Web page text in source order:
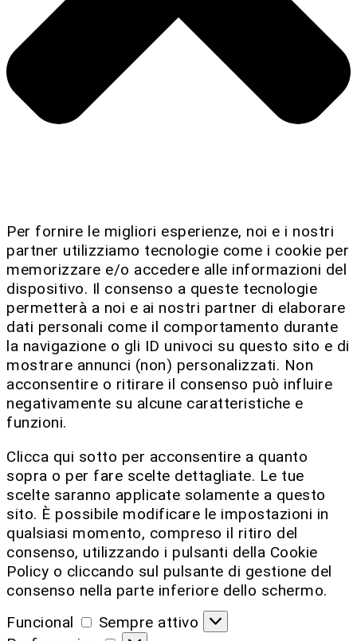
Per fornire le migliori esperienze, noi e i nostri
partner utilizziamo tecnologie come i cookie per
memorizzare e/o accedere alle informazioni del
dispositivo. Il consenso a queste tecnologie
permetterà a noi e ai nostri partner di elaborare
dati personali come il comportamento durante
la navigazione o gli ID univoci su questo sito e di
mostrare annunci (non) personalizzati. Non
acconsentire o ritirare il consenso può influire
negativamente su alcune caratteristiche e
funzioni.
Clicca qui sotto per acconsentire a quanto
sopra o per fare scelte dettagliate. Le tue
scelte saranno applicate solamente a questo
sito. È possibile modificare le impostazioni in
qualsiasi momento, compreso il ritiro del
consenso, utilizzando i pulsanti della Cookie
Policy o cliccando sul pulsante di gestione del
consenso nella parte inferiore dello schermo.
Funcional
Sempre attivo